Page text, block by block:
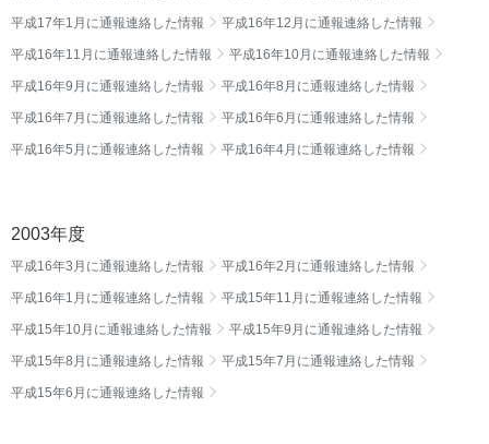
平成17年1月に通報連絡した情報 平成16年12月に通報連絡した情報
平成16年11月に通報連絡した情報 平成16年10月に通報連絡した情報
平成16年9月に通報連絡した情報 平成16年8月に通報連絡した情報
平成16年7月に通報連絡した情報 平成16年6月に通報連絡した情報
平成16年5月に通報連絡した情報 平成16年4月に通報連絡した情報
2003年度
平成16年3月に通報連絡した情報 平成16年2月に通報連絡した情報
平成16年1月に通報連絡した情報 平成15年11月に通報連絡した情報
平成15年10月に通報連絡した情報 平成15年9月に通報連絡した情報
平成15年8月に通報連絡した情報 平成15年7月に通報連絡した情報
平成15年6月に通報連絡した情報